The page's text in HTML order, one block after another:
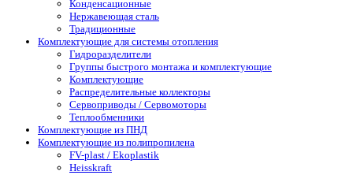
Конденсационные
Нержавеющая сталь
Традиционные
Комплектующие для системы отопления
Гидроразделители
Группы быстрого монтажа и комплектующие
Комплектующие
Распределительные коллекторы
Сервоприводы / Сервомоторы
Теплообменники
Комплектующие из ПНД
Комплектующие из полипропилена
FV-plast / Ekoplastik
Heisskraft